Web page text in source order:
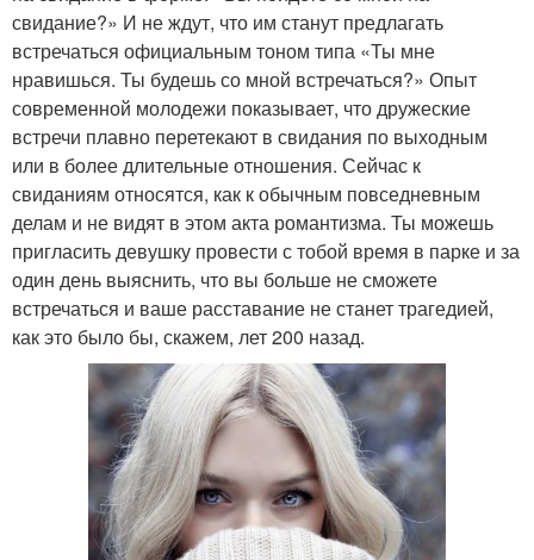
свидание?» И не ждут, что им станут предлагать
встречаться официальным тоном типа «Ты мне
нравишься. Ты будешь со мной встречаться?» Опыт
современной молодежи показывает, что дружеские
встречи плавно перетекают в свидания по выходным
или в более длительные отношения. Сейчас к
свиданиям относятся, как к обычным повседневным
делам и не видят в этом акта романтизма. Ты можешь
пригласить девушку провести с тобой время в парке и за
один день выяснить, что вы больше не сможете
встречаться и ваше расставание не станет трагедией,
как это было бы, скажем, лет 200 назад.